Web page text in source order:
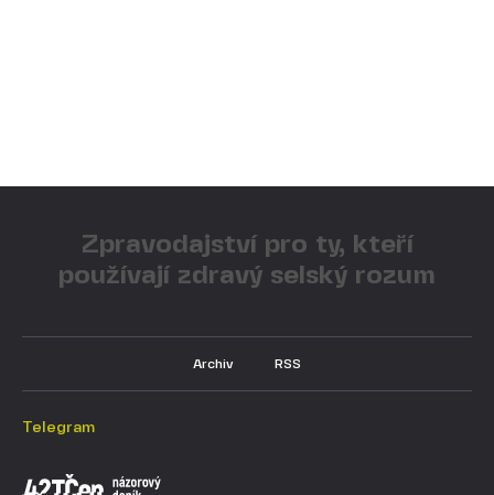
Zpravodajství pro ty, kteří
používají zdravý selský rozum
Archiv RSS
Telegram